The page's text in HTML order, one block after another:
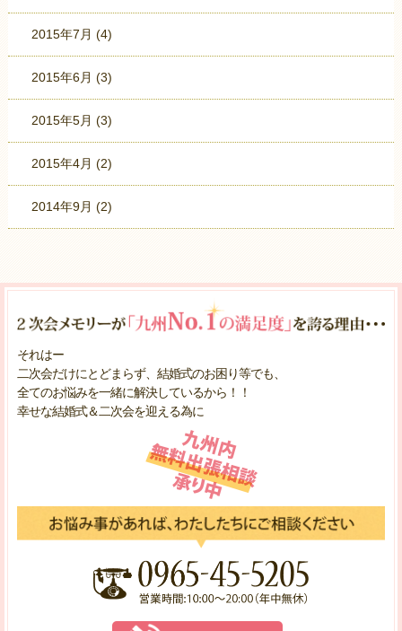
2015年7月 (4)
2015年6月 (3)
2015年5月 (3)
2015年4月 (2)
2014年9月 (2)
それはー
二次会だけにとどまらず、結婚式のお困り等でも、
全てのお悩みを一緒に解決しているから！！
幸せな結婚式＆二次会を迎える為に